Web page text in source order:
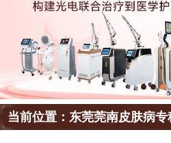
当前位置：东莞莞南皮肤病专